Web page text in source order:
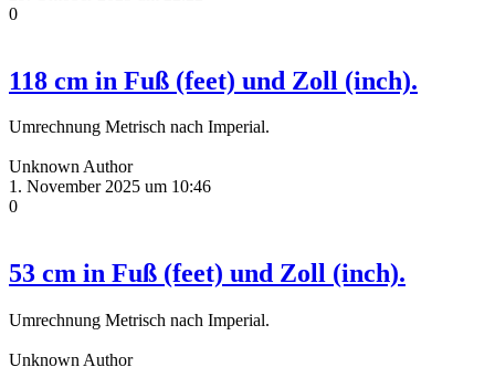
0
118 cm in Fuß (feet) und Zoll (inch).
Umrechnung Metrisch nach Imperial.
Unknown Author
1. November 2025 um 10:46
0
53 cm in Fuß (feet) und Zoll (inch).
Umrechnung Metrisch nach Imperial.
Unknown Author